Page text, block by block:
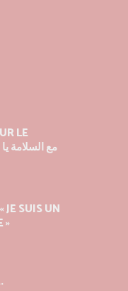
LE
JE SUIS UN
»